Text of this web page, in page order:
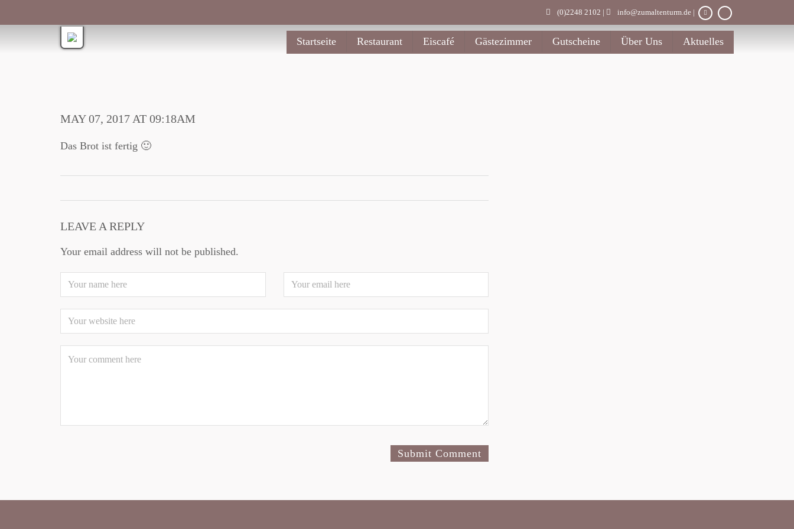
(0)2248 2102 | info@zumaltenturm.de |
Startseite Restaurant Eiscafé Gästezimmer Gutscheine Über Uns Aktuelles
MAY 07, 2017 AT 09:18AM
Das Brot ist fertig 🙂
LEAVE A REPLY
Your email address will not be published.